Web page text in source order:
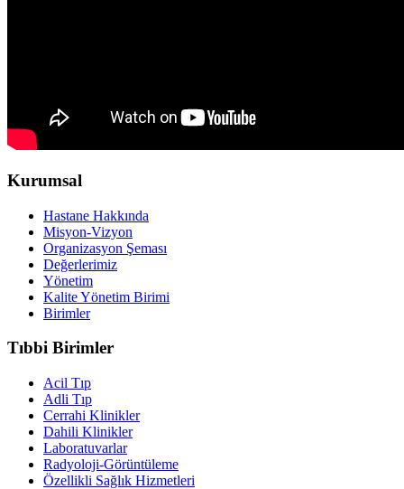
Kurumsal
Hastane Hakkında
Misyon-Vizyon
Organizasyon Şeması
Değerlerimiz
Yönetim
Kalite Yönetim Birimi
Birimler
Tıbbi Birimler
Acil Tıp
Adli Tıp
Cerrahi Klinikler
Dahili Klinikler
Laboratuvarlar
Radyoloji-Görüntüleme
Özellikli Sağlık Hizmetleri